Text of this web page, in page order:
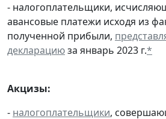
- налогоплательщики,
авансовые платежи исходя из
полученной прибыли,
декларациюза январь 2023 г.*
Акцизы:
- налогоплательщики,